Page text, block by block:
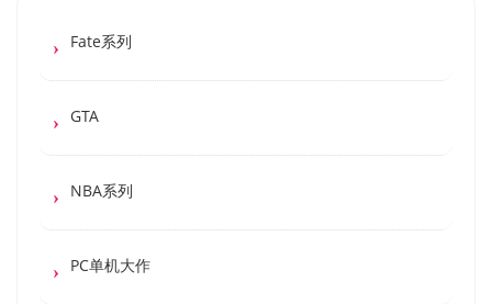
Fate系列
GTA
NBA系列
PC单机大作